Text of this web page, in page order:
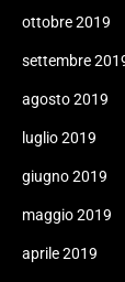
ottobre 2019
settembre
agosto 2019
luglio 2019
giugno 2019
maggio 2019
aprile 2019